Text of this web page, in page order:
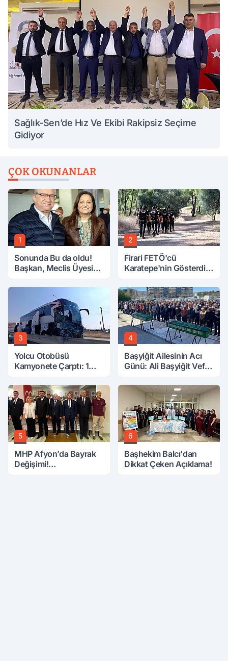
Sağlık-Sen’de Hız Ve Ekibi Rakipsiz Seçime
Gidiyor
ÇOK OKUNANLAR
1
Sonunda Bu da oldu!
Başkan, Meclis Üyesini
Attırdı
2
Firari FETÖ'cü
Karatepe'nin Gösterdiği
Aranıyor
3
Yolcu Otobüsü
Kamyonete Çarptı: 1
4
Başyiğit Ailesinin Acı
Günü: Ali Başyiğit Vefat
5
MHP Afyon’da Bayrak
Değişimi!
6
Başhekim Balcı'dan
Dikkat Çeken Açıklama!